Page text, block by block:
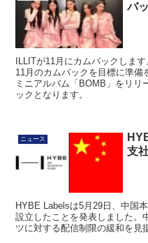
バ
ILLITが11月にカムバックしま
11月のカムバックを目標に準備
ミニアルバム「BOMB」をリリ
ックとなります。
ニュース
支
HYBE Labelsは5月29日、中国
設立したことを発表しました。
ツに対する配信制限の緩和を見